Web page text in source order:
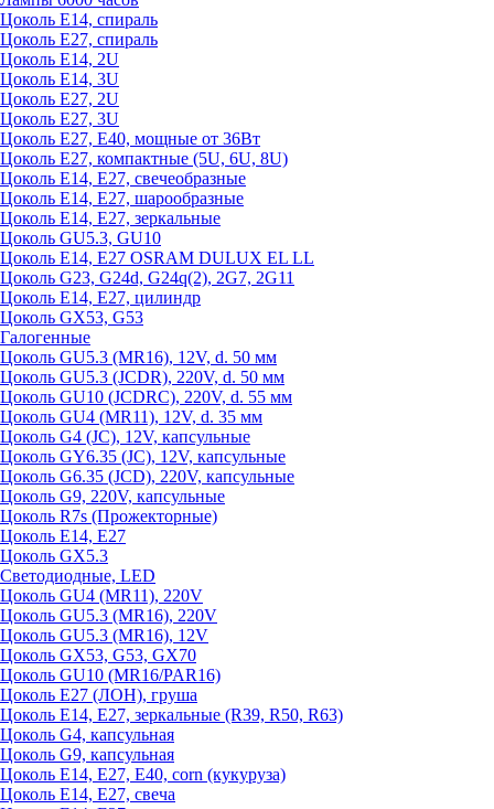
Цоколь Е14, спираль
Цоколь Е27, спираль
Цоколь Е14, 2U
Цоколь Е14, 3U
Цоколь Е27, 2U
Цоколь Е27, 3U
Цоколь Е27, Е40, мощные от 36Вт
Цоколь Е27, компактные (5U, 6U, 8U)
Цоколь Е14, Е27, свечеобразные
Цоколь Е14, Е27, шарообразные
Цоколь Е14, Е27, зеркальные
Цоколь GU5.3, GU10
Цоколь Е14, Е27 OSRAM DULUX EL LL
Цоколь G23, G24d, G24q(2), 2G7, 2G11
Цоколь Е14, Е27, цилиндр
Цоколь GX53, G53
Галогенные
Цоколь GU5.3 (MR16), 12V, d. 50 мм
Цоколь GU5.3 (JCDR), 220V, d. 50 мм
Цоколь GU10 (JCDRC), 220V, d. 55 мм
Цоколь GU4 (MR11), 12V, d. 35 мм
Цоколь G4 (JC), 12V, капсульные
Цоколь GY6.35 (JC), 12V, капсульные
Цоколь G6.35 (JCD), 220V, капсульные
Цоколь G9, 220V, капсульные
Цоколь R7s (Прожекторные)
Цоколь E14, E27
Цоколь GX5.3
Светодиодные, LED
Цоколь GU4 (MR11), 220V
Цоколь GU5.3 (MR16), 220V
Цоколь GU5.3 (MR16), 12V
Цоколь GX53, G53, GX70
Цоколь GU10 (MR16/PAR16)
Цоколь Е27 (ЛОН), груша
Цоколь Е14, Е27, зеркальные (R39, R50, R63)
Цоколь G4, капсульная
Цоколь G9, капсульная
Цоколь Е14, Е27, Е40, corn (кукуруза)
Цоколь Е14, Е27, свеча